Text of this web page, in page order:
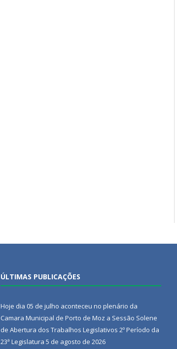
ÚLTIMAS PUBLICAÇÕES
Hoje dia 05 de julho aconteceu no plenário da
Camara Municipal de Porto de Moz a Sessão Solene
de Abertura dos Trabalhos Legislativos 2º Período da
23ª Legislatura 5 de agosto de 2026